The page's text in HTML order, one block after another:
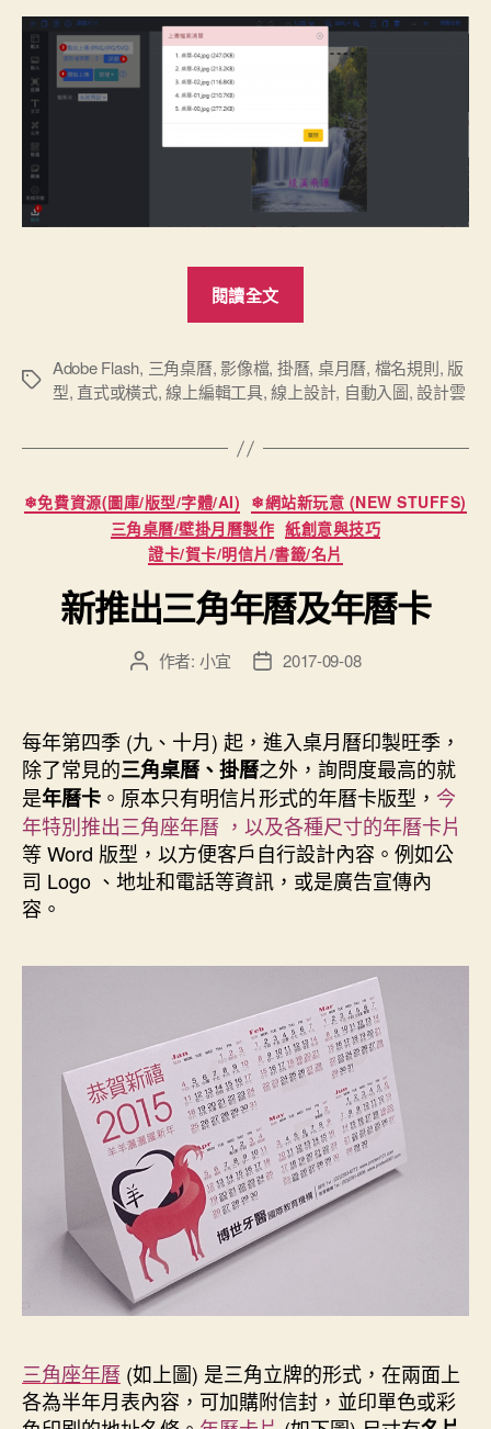
閱讀全文
上
傳
片
自
動
入
標
Adobe Flash, 三角桌曆, 影像檔, 掛曆, 桌月曆, 檔名規則, 版
型, 直式或橫式,線上編輯工具,線上設計, 自動入圖,設計雲
分
類
❄免費資源(圖庫/版型/字體/AI) ❄網站新玩意 (NEW STUFFS)
三角桌曆/壁掛月曆製作 紙創意與技巧
證卡/賀卡/明信片/書籤/名片
新推出三角年曆及年曆卡
文
者
作者: 小宜
文
佈
日
期
2017-09-08
每年第四季 (九、十月) 起，進入桌月曆印製旺季，
除了常見的三角桌曆、掛曆之外，詢問度最高的就
是年曆卡 。原本只有明信片形式的年曆卡版型， 今
年特別推出三角座年曆 ，以及各種尺寸的年曆卡片
等 Word 版型，以方便客戶自行設計內容。例如公
司 Logo 、地址和電話等資訊，或是廣告宣傳內
容。
三角座年曆 (如上圖) 是三角立牌的形式，在兩面上
各為半年月表內容，可加購附信封，並印單色或彩